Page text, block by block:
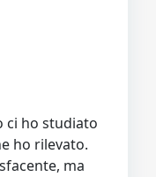
ci ho studiato
ho rilevato.
ma